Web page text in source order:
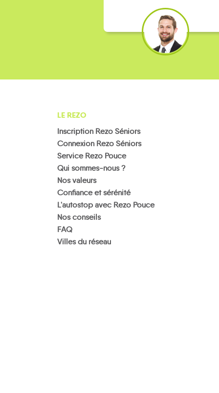
LE REZO
Inscription Rezo Séniors
Connexion Rezo Séniors
Service Rezo Pouce
Qui sommes-nous ?
Nos valeurs
Confiance et sérénité
L'autostop avec Rezo Pouce
Nos conseils
FAQ
Villes du réseau